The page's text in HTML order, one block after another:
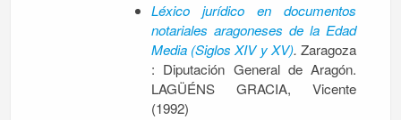
Léxico jurídico en documentos
notariales aragoneses de la Edad
Media (Siglos XIV y XV). Zaragoza
: Diputación General de Aragón.
LAGÜÉNS GRACIA, Vicente
(1992)